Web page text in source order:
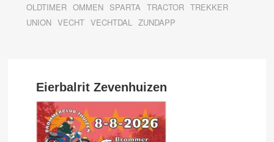
OLDTIMER OMMEN SPARTA TRACTOR TREKKER
UNION VECHT VECHTDAL ZUNDAPP
Eierbalrit Zevenhuizen